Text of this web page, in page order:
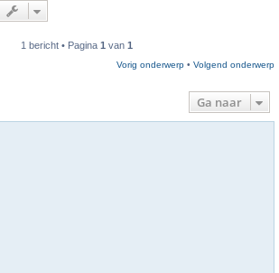
1 bericht • Pagina 1 van 1
Vorig onderwerp • Volgend onderwerp
Ga naar